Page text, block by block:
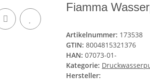
Fiamma
Artikelnummer: 173538
GTIN: 8004815321376
HAN: 07073-01-
Kategorie:
Hersteller: